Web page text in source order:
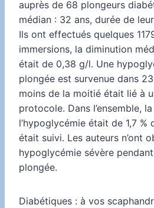
auprès de 68 plongeurs
médian : 32 ans, durée de
Ils ont effectués quelques
immersions, la diminution
était de 0,38 g/l. Une
plongée est survenue dans
moins de la moitié était lié à
protocole. Dans l’ensemble,
l’hypoglycémie était de 1,7 %
était suivi. Les auteurs n’ont
hypoglycémie sévère
plongée.
Diabétiques : à vos